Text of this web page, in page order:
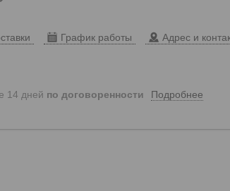
График работы Адрес и
14 дней по договоренности Подробнее